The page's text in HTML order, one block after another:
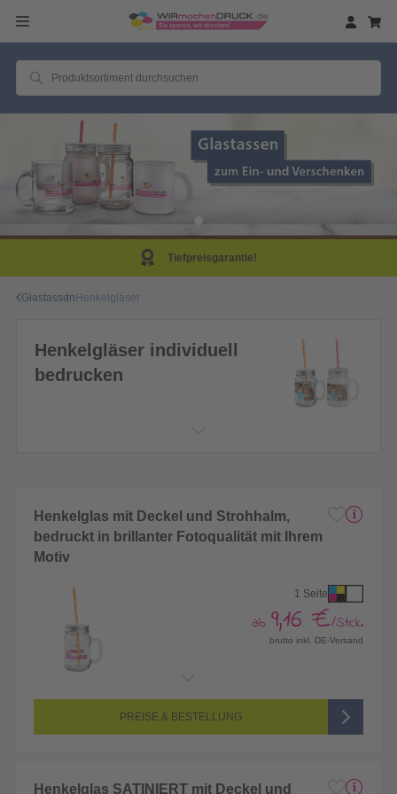
Tiefpreisgarantie!
GlastassenHenkelgläser
Henkelgläser individuell
bedrucken
Henkelglas mit Deckel und Strohhalm,
bedruckt in brillanter Fotoqualität mit Ihrem
Motiv
1 Seite
ab 9,16 €/Stck.
brutto inkl. DE-Versand
Seitenanzahl: 1-seitig (Vorderseite bedruckt, Rückseite unbedruckt)
4/0-farbig CMYK (vollfarbig bedruckt)
PREISE & BESTELLUNG
Henkelglas SATINIERT mit Deckel und